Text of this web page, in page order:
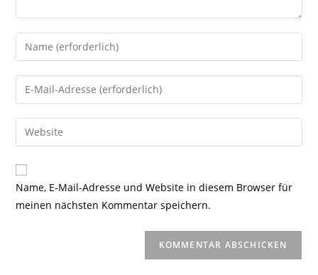
Gib
deinen
Namen
oder
zum
Kommentieren
ein
Gib
deine
E-
Mail-
zum
Kommentieren
ein
Gib
deine
Website-
URL
Name, E-Mail-Adresse und Website in diesem Browser für
meinen nächsten Kommentar speichern.